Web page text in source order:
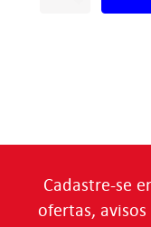
Cadastre-se
ofertas,